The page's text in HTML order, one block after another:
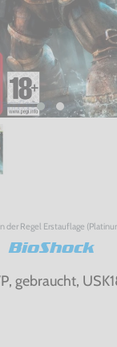
der Regel Erstauflage
BioShock
gebraucht,